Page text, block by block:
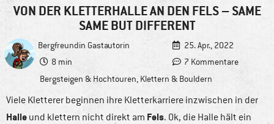
VON DER KLETTERHALLE AN DEN FELS – SAME
SAME BUT DIFFERENT
Bergfreundin Gastautorin
25. Apr., 2022
8 min
7 Kommentare
Bergsteigen & Hochtouren, Klettern & Bouldern
Viele Kletterer beginnen ihre Kletterkarriere inzwischen in der
Halle und klettern nicht direkt am Fels. Ok, die Halle hält ein